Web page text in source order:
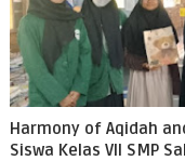
Harmony of Aqidah
Siswa Kelas VII SMP